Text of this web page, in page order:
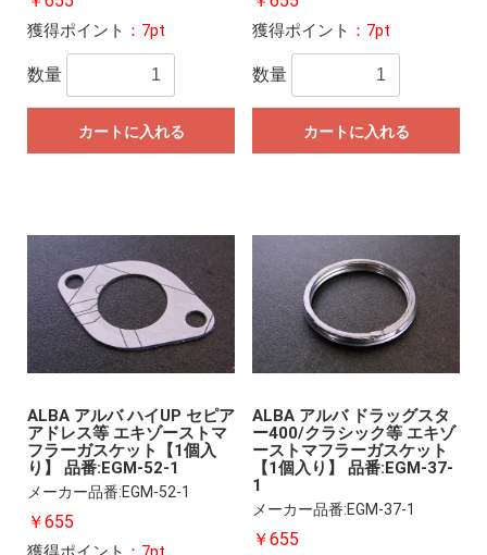
獲得ポイント ：7pt
数量
カートに入れる
獲得ポイント ：7pt
数量
カートに入れる
ALBA アルバ ハイUP セピア
アドレス等 エキゾーストマ
フラーガスケット【1個入
り】 品番:EGM-52-1
メーカー品番:EGM-52-1
￥655
ALBA アルバ ドラッグスタ
ー400/クラシック等 エキゾ
ーストマフラーガスケット
【1個入り】 品番:EGM-37-
1
メーカー品番:EGM-37-1
￥655